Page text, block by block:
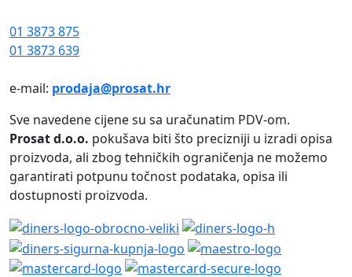
01 3873 875
01 3873 639
e-mail: prodaja@prosat.hr
Sve navedene cijene su sa uračunatim PDV-om.
Prosat d.o.o. pokušava biti što precizniji u izradi opisa
proizvoda, ali zbog tehničkih ograničenja ne možemo
garantirati potpunu točnost podataka, opisa ili
dostupnosti proizvoda.